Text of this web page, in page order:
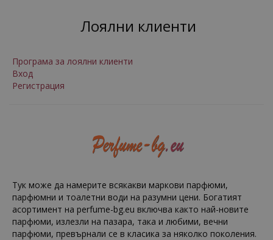
Лоялни клиенти
Програма за лоялни клиенти
Вход
Регистрация
Тук може да намерите всякакви маркови парфюми,
парфюмни и тоалетни води на разумни цени. Богатият
асортимент на perfume-bg.eu включва както най-новите
парфюми, излезли на пазара, така и любими, вечни
парфюми, превърнали се в класика за няколко поколения.